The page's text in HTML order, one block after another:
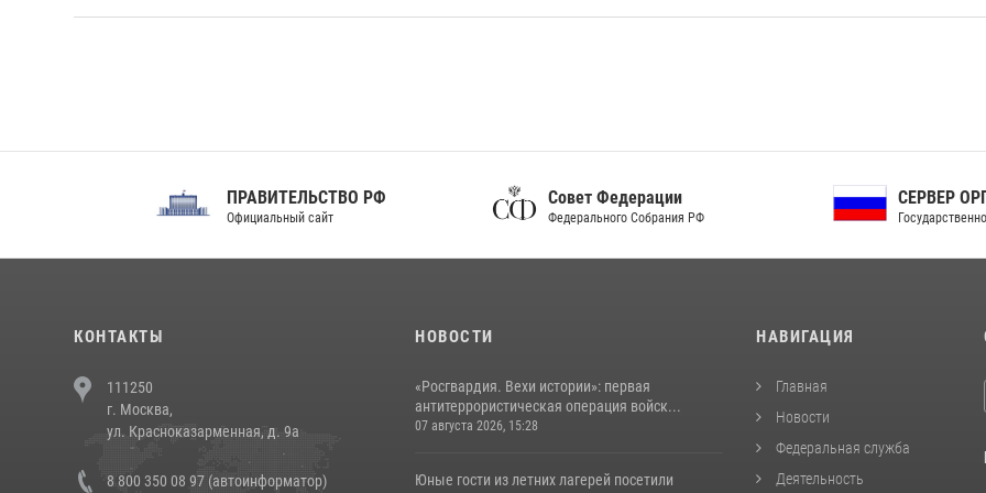
ПРАВИТЕЛЬСТВО РФ
Официальный сайт
Совет Федерации
Федерального Собрания РФ
СЕРВЕР ОРГАНОВ
Государственной власти РФ
КОНТАКТЫ
111250
г. Москва,
ул. Красноказарменная, д. 9а
8 800 350 08 97 (автоинформатор)
НОВОСТИ
«Росгвардия. Вехи истории»: первая
антитеррористическая операция войск...
07 августа 2026, 15:28
Юные гости из летних лагерей посетили
НАВИГАЦИЯ
Главная
Новости
Федеральная служба
Деятельность